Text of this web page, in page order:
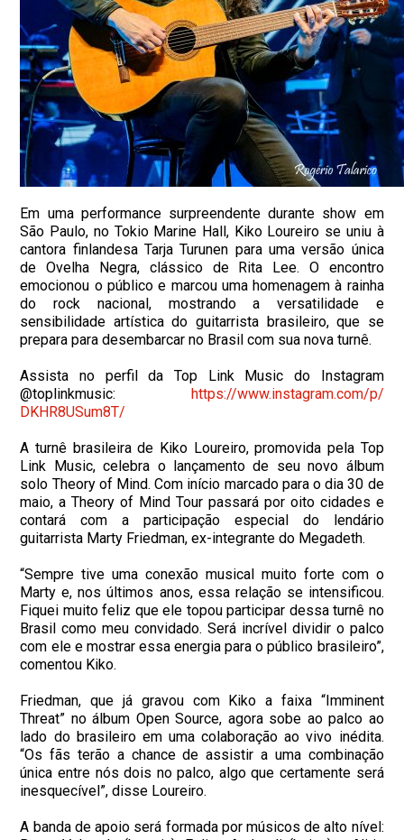
Em uma performance surpreendente durante show em
São Paulo, no Tokio Marine Hall, KikoLoureiro se uniu à
cantora finlandesa Tarja Turunen para uma versão única
de Ovelha Negra, clássico de Rita Lee. O encontro
emocionou o público e marcou uma homenagem à rainha
do rock nacional, mostrando a versatilidade e
sensibilidade artística do guitarrista brasileiro, que se
prepara para desembarcar no Brasil com sua nova turnê.
Assista no perfil da Top Link Music do Instagram
@toplinkmusic: https://www.instagram.com/p/
DKHR8USum8T/
A turnê brasileira de Kiko Loureiro, promovida pela Top
Link Music, celebra o lançamento de seu novo álbum
solo Theory of Mind. Com início marcado para o dia 30 de
maio, a Theory of Mind Tour passará por oito cidades e
contará com a participação especial do lendário
guitarrista Marty Friedman, ex-integrante do Megadeth.
“Sempre tive uma conexão musical muito forte com o
Marty e, nos últimos anos, essa relação se intensificou.
Fiquei muito feliz que ele topou participar dessa turnê no
Brasil como meu convidado. Será incrível dividir o palco
com ele e mostrar essa energia para o público brasileiro”,
comentou Kiko.
Friedman, que já gravou com Kiko a faixa “Imminent
Threat” no álbum Open Source, agora sobe ao palco ao
lado do brasileiro em uma colaboração ao vivo inédita.
“Os fãs terão a chance de assistir a uma combinação
única entre nós dois no palco, algo que certamente será
inesquecível”, disse Loureiro.
A banda de apoio será formada por músicos de alto nível: